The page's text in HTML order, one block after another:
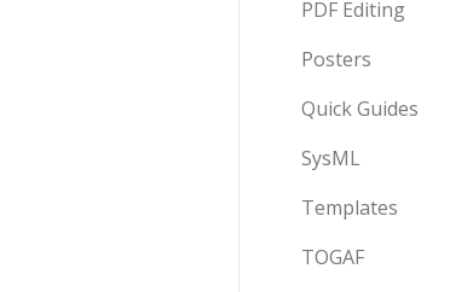
PDF Editing
Posters
Quick Guides
SysML
Templates
TOGAF